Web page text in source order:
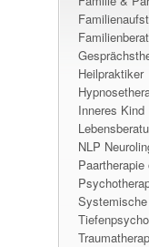
Heilpraktiker
Inneres Kind
NLP